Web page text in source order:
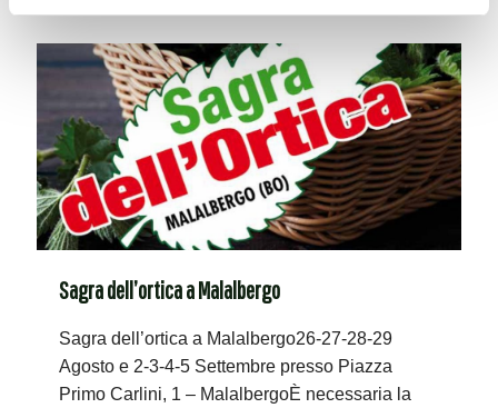
Sagra dell’ortica a Malalbergo
Sagra dell’ortica a Malalbergo26-27-28-29
Agosto e 2-3-4-5 Settembre presso Piazza
Primo Carlini, 1 – MalalbergoÈ necessaria la